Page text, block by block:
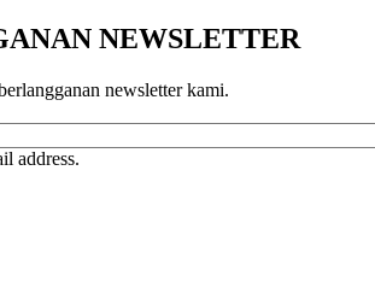
NEWSLETTER
newsletter kami.
address.